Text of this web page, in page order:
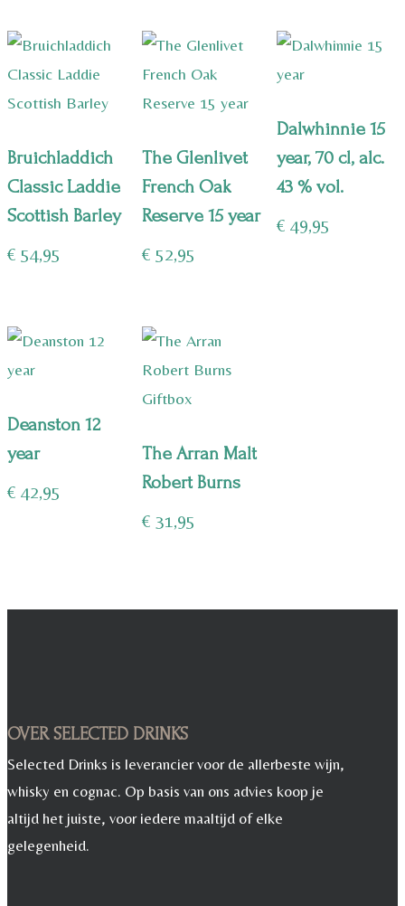
Bruichladdich
Classic Laddie
Scottish Barley
€ 54,95
The Glenlivet
French Oak
Reserve 15 year
€ 52,95
Dalwhinnie 15
year, 70 cl, alc.
43 % vol.
€ 49,95
Deanston 12
year
€ 42,95
The Arran Malt
Robert Burns
€ 31,95
OVER SELECTED DRINKS
Selected Drinks is leverancier voor de allerbeste wijn,
whisky en cognac. Op basis van ons advies koop je
altijd het juiste, voor iedere maaltijd of elke
gelegenheid.